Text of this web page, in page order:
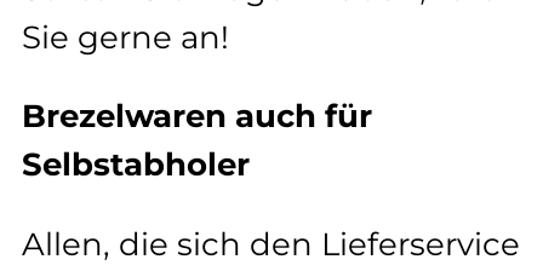
Sie gerne an!
Brezelwaren auch für
Selbstabholer
Allen, die sich den Lieferservice